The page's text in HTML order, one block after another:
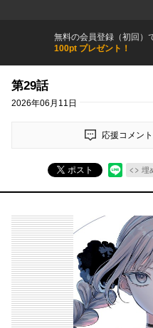
無料の会員登録（初回）
100pt プレゼント！
第29話
2026年06月11日
応援コメン
ポスト 埋